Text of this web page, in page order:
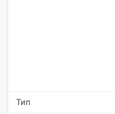
Тип